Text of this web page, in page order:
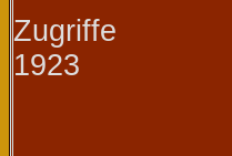
Zugriffe
1923